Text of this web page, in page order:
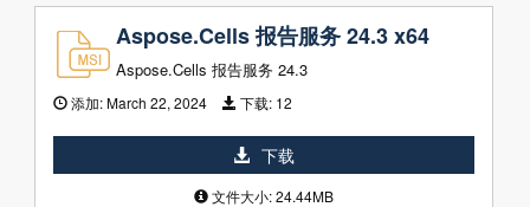
Aspose.Cells 报告服务 24.3 x64
Aspose.Cells 报告服务 24.3
添加:March 22, 2024 下载: 12
下载
文件大小: 24.44MB